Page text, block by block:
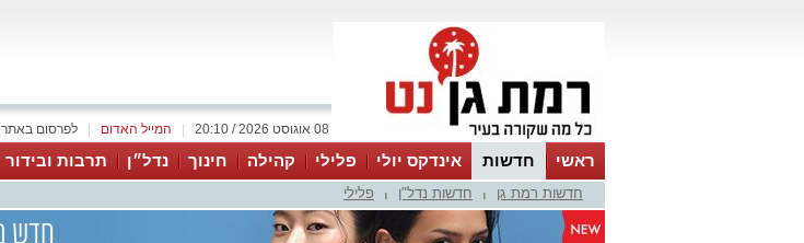
לפרסום באתר המייל האדום 08 אוגוסט 2026 / 20:10
ראשי חדשות אינדקס יולי פלילי קהילה חינוך נדל״ן תרבות ובידור
ווטסאפ
חדשות רמת גן חדשות נדל"ן פלילי